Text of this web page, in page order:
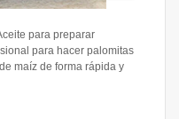
para preparar
para hacer palomitas
maíz de forma rápida y